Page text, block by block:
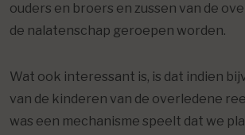
ouders en broers en zussen van de
de nalatenschap geroepen worden.
Wat ook interessant is, is dat indien
van de kinderen van de overledene
was een mechanisme speelt dat we